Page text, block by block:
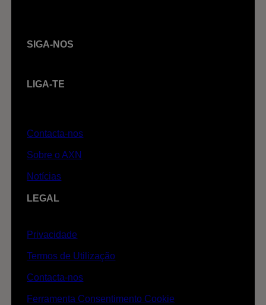
SIGA-NOS
LIGA-TE
Contacta-nos
Sobre o AXN
Notícias
LEGAL
Privacidade
Termos de Utilização
Contacta-nos
Ferramenta Consentimento Cookie